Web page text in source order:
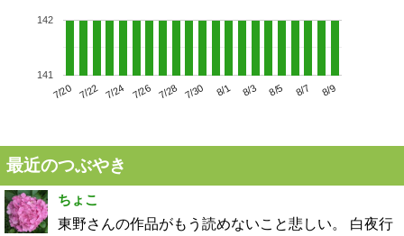
7/20 7/22 7/24 7/26 7/28 7/30 8/1 8/3 8/5 8/7 8/9
141
142
最近のつぶやき
ちょこ
東野さんの作品がもう読めないこと悲しい。 白夜行